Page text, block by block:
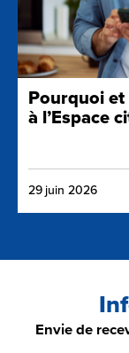
Pourquoi et
à l’Espace
29 juin 2026
Envie de